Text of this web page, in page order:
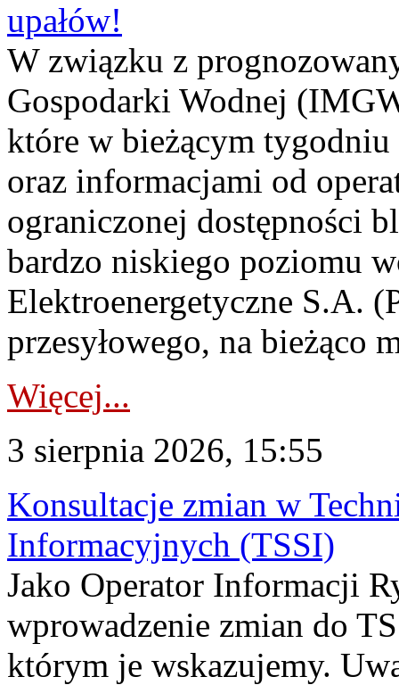
upałów!
W związku z
Gospodarki Wodnej
które w bieżącym tygodniu
oraz informacjami od
ograniczonej dostępności
bardzo niskiego poziomu
Elektroenergetyczne S.A.
przesyłowego, na bieżąco
Więcej...
3 sierpnia 2026, 15:55
Konsultacje zmian w
Informacyjnych (TSSI)
Jako Operator Informacji
wprowadzenie zmian do
którym je wskazujemy.